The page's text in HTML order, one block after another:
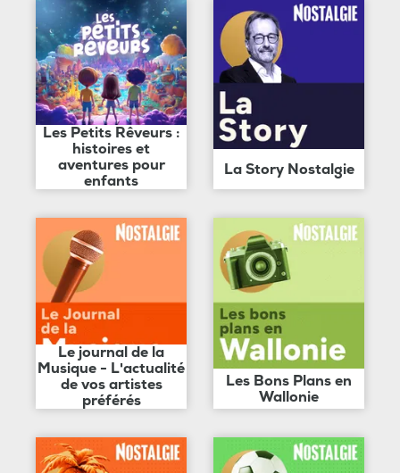
Les Petits Rêveurs :
histoires et
aventures pour
enfants
La Story Nostalgie
Le journal de la
Musique - L'actualité
de vos artistes
préférés
Les Bons Plans en
Wallonie